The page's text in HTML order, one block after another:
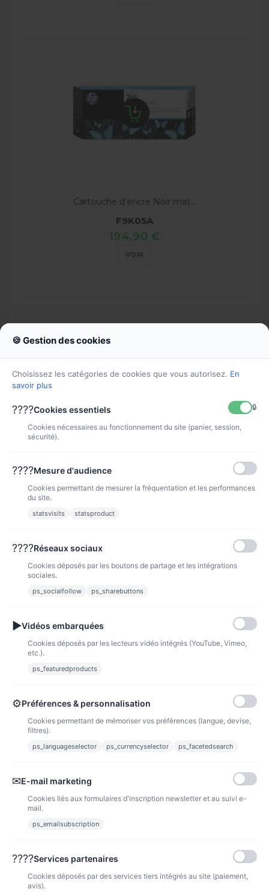
Cartouche d'encre Noir mat...
F9K05A
194,90 €
VOIR
194,90 €
Produit(s) 1 à 15 sur 15 produit(s)
🍪 Gestion des cookies
Choisissez les catégories de cookies que vous autorisez. En
savoir plus
????Cookies essentiels 🔒
Cookies nécessaires au fonctionnement du site (panier, session,
sécurité).
????Mesure d'audience
Cookies permettant de mesurer la fréquentation et les performances
du site.
statsvisits statsproduct
????Réseaux sociaux
Cookies déposés par les boutons de partage et les intégrations
sociales.
ps_socialfollow ps_sharebuttons
▶Vidéos embarquées
Cookies déposés par les lecteurs vidéo intégrés (YouTube, Vimeo,
etc.).
ps_featuredproducts
⚙Préférences & personnalisation
Cookies permettant de mémoriser vos préférences (langue, devise,
filtres).
ps_languageselector ps_currencyselector ps_facetedsearch
✉E-mail marketing
Cookies liés aux formulaires d'inscription newsletter et au suivi e-
mail.
ps_emailsubscription
????Services partenaires
Cookies déposés par des services tiers intégrés au site (paiement,
avis).